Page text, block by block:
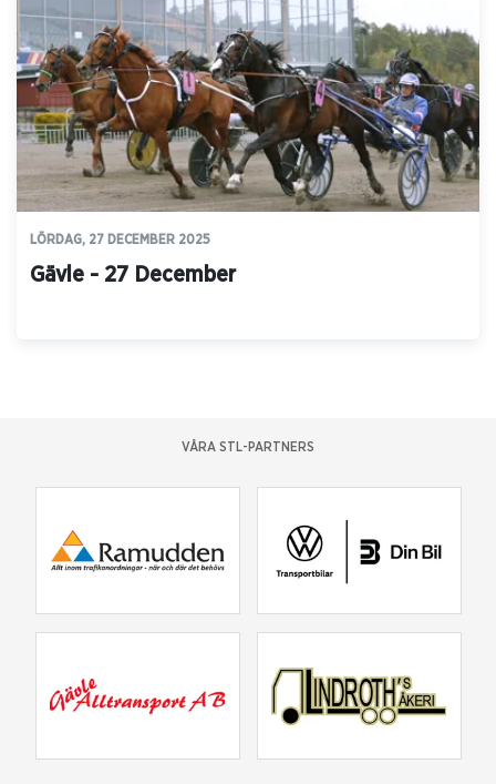
LÖRDAG, 27 DECEMBER 2025
Gävle - 27 December
VÅRA STL-PARTNERS